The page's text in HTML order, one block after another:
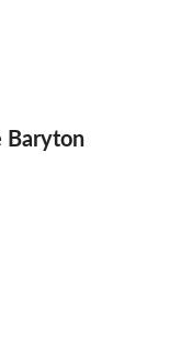
Baryton